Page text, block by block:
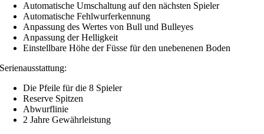
Automatische Umschaltung auf den nächsten Spieler
Automatische Fehlwurferkennung
Anpassung des Wertes von Bull und Bulleyes
Anpassung der Helligkeit
Einstellbare Höhe der Füsse für den unebenenen Boden
Serienausstattung:
Die Pfeile für die 8 Spieler
Reserve Spitzen
Abwurflinie
2 Jahre Gewährleistung